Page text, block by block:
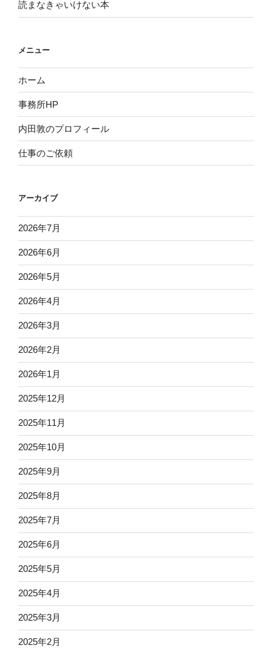
読まなきゃいけない本
メニュー
ホーム
事務所HP
内田敦のプロフィール
仕事のご依頼
アーカイブ
2026年7月
2026年6月
2026年5月
2026年4月
2026年3月
2026年2月
2026年1月
2025年12月
2025年11月
2025年10月
2025年9月
2025年8月
2025年7月
2025年6月
2025年5月
2025年4月
2025年3月
2025年2月